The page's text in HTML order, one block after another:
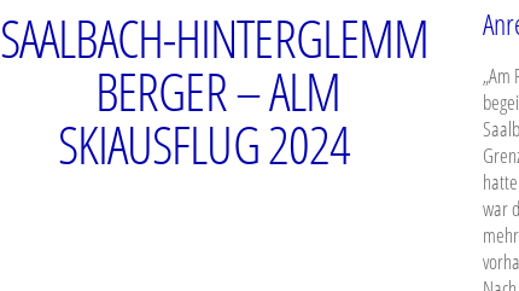
SAALBACH-HINTERGLEMM
BERGER – ALM
SKIAUSFLUG 2024
war